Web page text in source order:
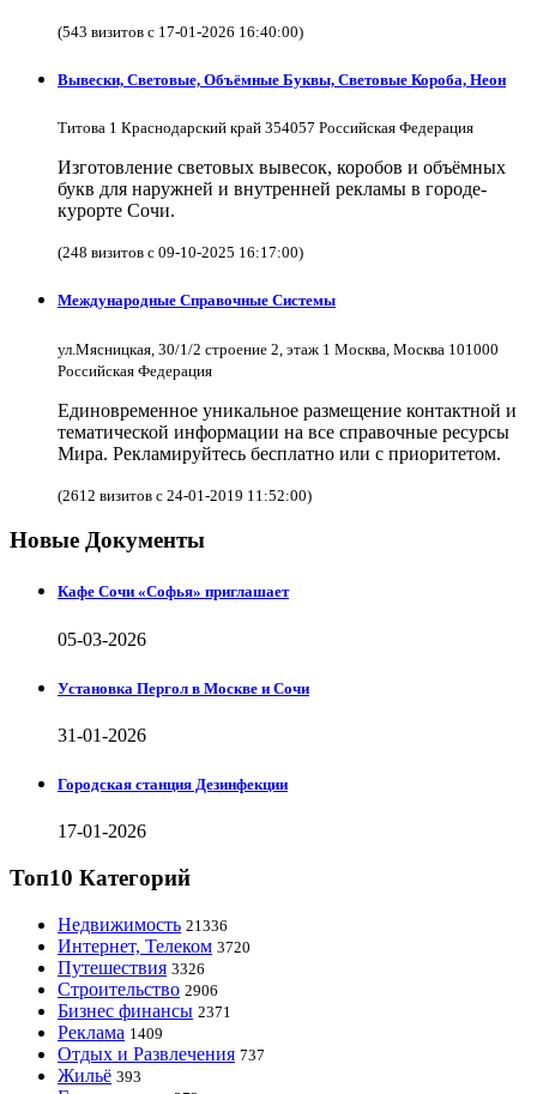
(543 визитов с 17-01-2026 16:40:00)
Вывески, Световые, Объёмные Буквы, Световые Короба, Неон
Титова 1 Краснодарский край 354057 Российская Федерация
Изготовление световых вывесок, коробов и объёмных
букв для наружней и внутренней рекламы в городе-
курорте Сочи.
(248 визитов с 09-10-2025 16:17:00)
Международные Справочные Системы
ул.Мясницкая, 30/1/2 строение 2, этаж 1 Москва, Москва 101000
Российская Федерация
Единовременное уникальное размещение контактной и
тематической информации на все справочные ресурсы
Мира. Рекламируйтесь бесплатно или с приоритетом.
(2612 визитов с 24-01-2019 11:52:00)
Новые Документы
Кафе Сочи «Софья» приглашает
05-03-2026
Установка Пергол в Москве и Сочи
31-01-2026
Городская станция Дезинфекции
17-01-2026
Топ10 Категорий
Недвижимость 21336
Интернет, Телеком 3720
Путешествия 3326
Строительство 2906
Бизнес финансы 2371
Реклама 1409
Отдых и Развлечения 737
Жильё 393